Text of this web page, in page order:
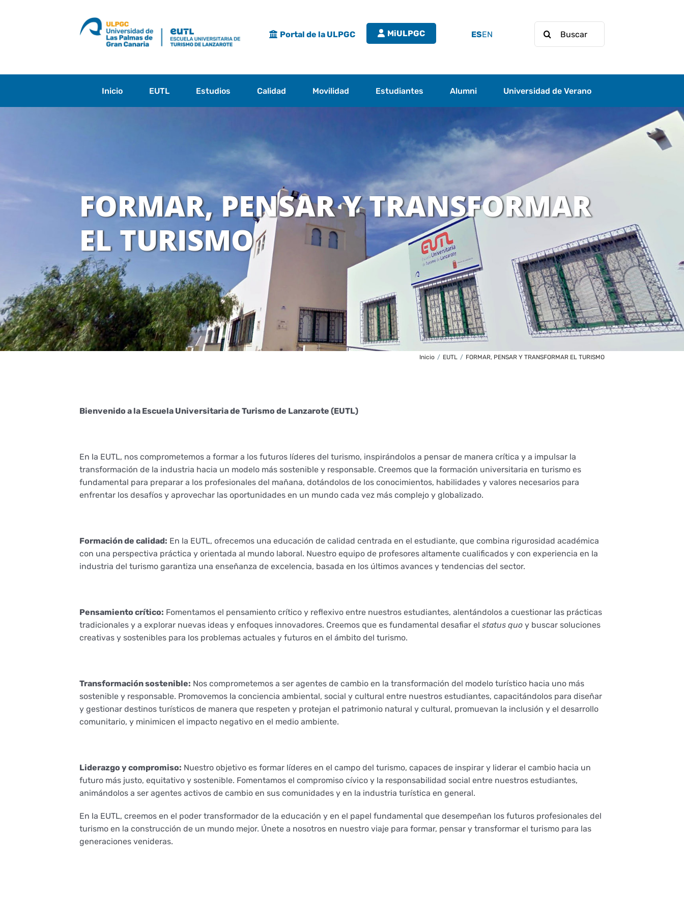
Portal de la ULPGC MiULPGC EN
ES
Inicio EUTL Estudios Calidad Movilidad Estudiantes Alumni Universidad de Verano
FORMAR, PENSAR Y TRANSFORMAR
EL TURISMO
Inicio / EUTL / FORMAR, PENSAR Y TRANSFORMAR EL TURISMO
Bienvenido a la Escuela Universitaria de Turismo de Lanzarote (EUTL)
En la EUTL, nos comprometemos a formar a los futuros líderes del turismo, inspirándolos a pensar de manera crítica y a impulsar la
transformación de la industria hacia un modelo más sostenible y responsable. Creemos que la formación universitaria en turismo es
fundamental para preparar a los profesionales del mañana, dotándolos de los conocimientos, habilidades y valores necesarios para
enfrentar los desafíos y aprovechar las oportunidades en un mundo cada vez más complejo y globalizado.
Formación de calidad: En la EUTL, ofrecemos una educación de calidad centrada en el estudiante, que combina rigurosidad académica
con una perspectiva práctica y orientada al mundo laboral. Nuestro equipo de profesores altamente cualificados y con experiencia en la
industria del turismo garantiza una enseñanza de excelencia, basada en los últimos avances y tendencias del sector.
Pensamiento crítico: Fomentamos el pensamiento crítico y reflexivo entre nuestros estudiantes, alentándolos a cuestionar las prácticas
tradicionales y a explorar nuevas ideas y enfoques innovadores. Creemos que es fundamental desafiar el status quoy buscar soluciones
creativas y sostenibles para los problemas actuales y futuros en el ámbito del turismo.
Transformación sostenible: Nos comprometemos a ser agentes de cambio en la transformación del modelo turístico hacia uno más
sostenible y responsable. Promovemos la conciencia ambiental, social y cultural entre nuestros estudiantes, capacitándolos para diseñar
y gestionar destinos turísticos de manera que respeten y protejan el patrimonio natural y cultural, promuevan la inclusión y el desarrollo
comunitario, y minimicen el impacto negativo en el medio ambiente.
Liderazgo y compromiso: Nuestro objetivo es formar líderes en el campo del turismo, capaces de inspirar y liderar el cambio hacia un
futuro más justo, equitativo y sostenible. Fomentamos el compromiso cívico y la responsabilidad social entre nuestros estudiantes,
animándolos a ser agentes activos de cambio en sus comunidades y en la industria turística en general.
En la EUTL, creemos en el poder transformador de la educación y en el papel fundamental que desempeñan los futuros profesionales del
turismo en la construcción de un mundo mejor. Únete a nosotros en nuestro viaje para formar, pensar y transformar el turismo para las
generaciones venideras.